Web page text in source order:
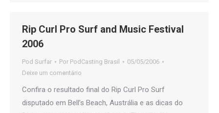
Rip Curl Pro Surf and Music Festival
2006
Pod Surfar Por PodCasting Brasil
05/05/2006
Deixe um comentário
Confira o resultado final do Rip Curl Pro Surf
disputado em Bell’s Beach, Austrália e as dicas do